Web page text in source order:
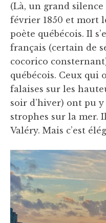
(Là, un grand
février 1850 et mort
poète québécois. Il
français (certain de
cocorico
québécois. Ceux qui
falaises sur les
soir d’hiver) ont pu
strophes sur la mer.
Valéry. Mais c’est